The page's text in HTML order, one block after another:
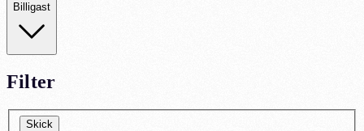
Billigast
Filter
Skick